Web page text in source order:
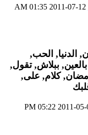
01:35 AM
05:22 PM